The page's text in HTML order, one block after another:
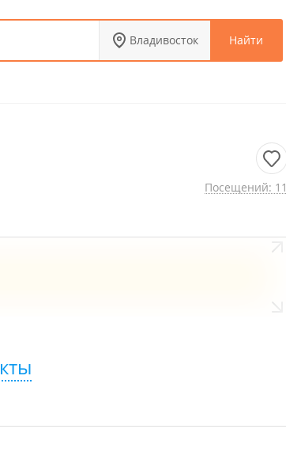
Владивосток Найти
Посещений: 11